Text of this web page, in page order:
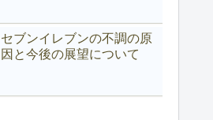
セブンイレブンの不調の原
因と今後の展望について